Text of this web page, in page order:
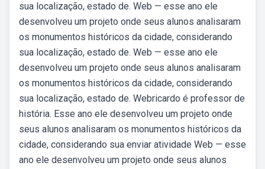
sua localização, estado de. Web — esse ano ele
desenvolveu um projeto onde seus alunos analisaram
os monumentos históricos da cidade, considerando
sua localização, estado de. Web — esse ano ele
desenvolveu um projeto onde seus alunos analisaram
os monumentos históricos da cidade, considerando
sua localização, estado de. Webricardo é professor de
história. Esse ano ele desenvolveu um projeto onde
seus alunos analisaram os monumentos históricos da
cidade, considerando sua enviar atividade Web — esse
ano ele desenvolveu um projeto onde seus alunos